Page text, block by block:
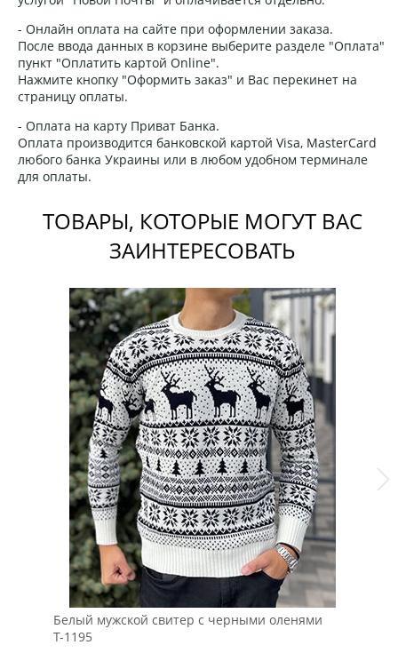
- Онлайн оплата на сайте при оформлении заказа.
После ввода данных в корзине выберите разделе "Оплата"
пункт "Оплатить картой Online".
Нажмите кнопку "Оформить заказ" и Вас перекинет на
страницу оплаты.
- Оплата на карту Приват Банка.
Оплата производится банковской картой Visa, MasterCard
любого банка Украины или в любом удобном терминале
для оплаты.
ТОВАРЫ, КОТОРЫЕ МОГУТ ВАС
ЗАИНТЕРЕСОВАТЬ
Белый мужской свитер с черными оленями
Т-1195